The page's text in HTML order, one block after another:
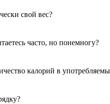
свой вес?
часто, но понемногу?
калорий в